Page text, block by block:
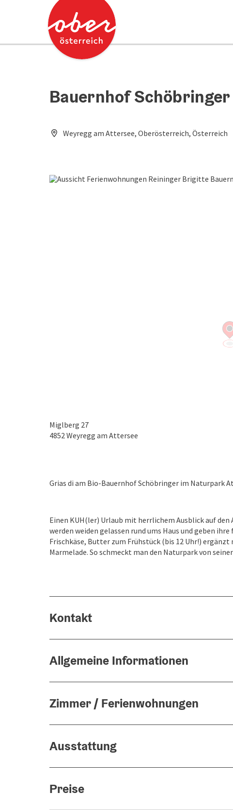
Zum Inhalt
Zum Seitenanfang Accesskey
Bauernhof Schöbringer
Weyregg am Attersee, Oberösterreich, Österreich
Miglberg 27
4852Weyregg am Attersee
Grias di am Bio-Bauernhof Schöbringer im Naturpark
Einen KUH(ler) Urlaub mit herrlichem Ausblick auf
werden weiden gelassen rund ums Haus und geben
Frischkäse, Butter zum Frühstück (bis 12 Uhr!)
Marmelade. So schmeckt man den Naturpark von
Kontakt
Allgemeine Informationen
Zimmer / Ferienwohnungen
Ausstattung
Preise